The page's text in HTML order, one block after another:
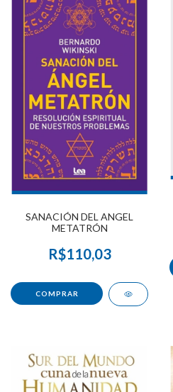
SANACIÓN DEL ANGEL
METATRÓN
R$110,03